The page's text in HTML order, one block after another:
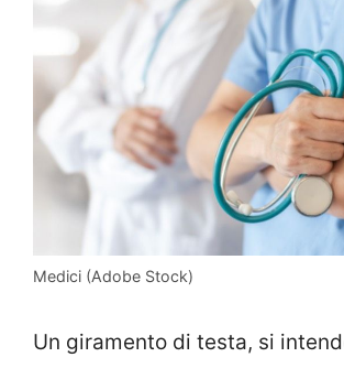
Medici (Adobe Stock)
Un giramento di testa, si